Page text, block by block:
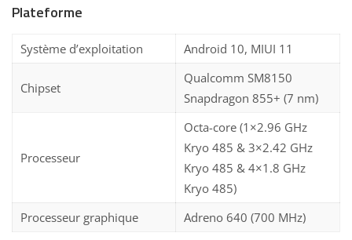
Plateforme
Système d’exploitation Android 10, MIUI 11
Chipset
Qualcomm SM8150
Snapdragon 855+ (7 nm)
Processeur
Octa-core (1×2.96 GHz
Kryo 485 & 3×2.42 GHz
Kryo 485 & 4×1.8 GHz
Kryo 485)
Processeur graphique
Adreno 640 (700 MHz)